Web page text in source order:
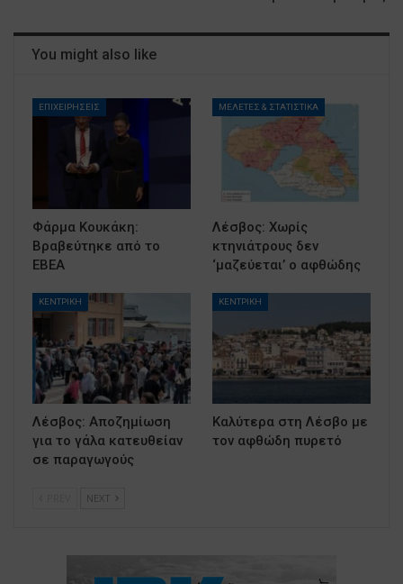
You might also like
ΕΠΙΧΕΙΡΗΣΕΙΣ
Φάρμα Κουκάκη:
Βραβεύτηκε από το
ΕΒΕΑ
ΜΕΛΕΤΕΣ & ΣΤΑΤΙΣΤΙΚΑ
Λέσβος: Χωρίς
κτηνιάτρους δεν
‘μαζεύεται’ ο αφθώδης
ΚΕΝΤΡΙΚΗ
Λέσβος: Αποζημίωση
για το γάλα κατευθείαν
σε παραγωγούς
ΚΕΝΤΡΙΚΗ
Καλύτερα στη Λέσβο με
τον αφθώδη πυρετό
NEXT